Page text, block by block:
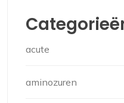
acute
aminozuren